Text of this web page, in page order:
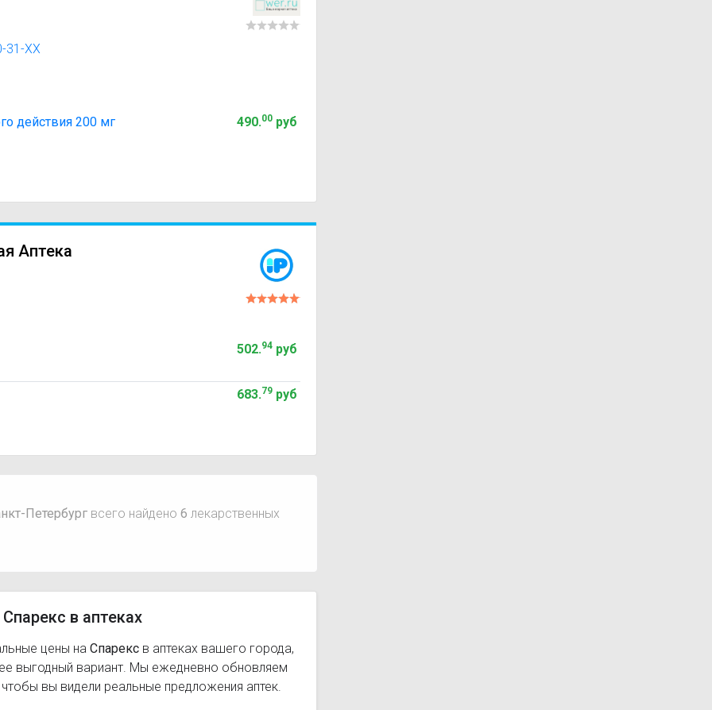
31-XX
действия 200 мг
490.00руб
Аптека
502.94руб
683.79руб
Петербург всего найдено 6 лекарственных
в аптеках
цены на Спарекс в аптеках вашего города,
выгодный вариант. Мы ежедневно обновляем
вы видели реальные предложения аптек.